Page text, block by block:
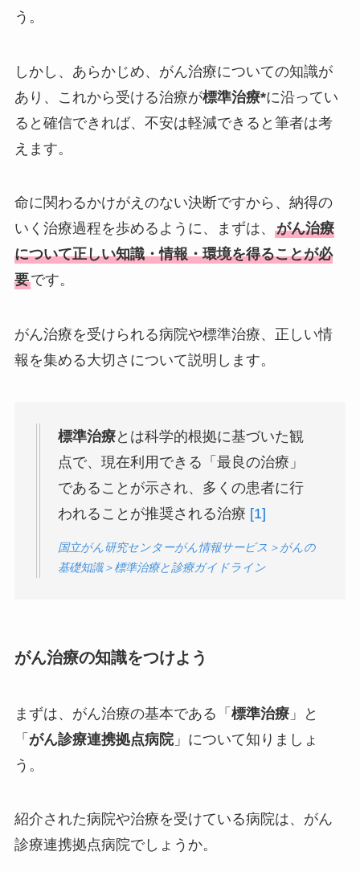
う。
しかし、あらかじめ、がん治療についての知識が
あり、これから受ける治療が標準治療*に沿ってい
ると確信できれば、不安は軽減できると筆者は考
えます。
命に関わるかけがえのない決断ですから、納得の
いく治療過程を歩めるように、まずは、 がん治療
について正しい知識・情報・環境を得ることが必
要です。
がん治療を受けられる病院や標準治療、正しい情
報を集める大切さについて説明します。
標準治療とは科学的根拠に基づいた観
点で、現在利用できる「最良の治療」
であることが示され、多くの患者に行
われることが推奨される治療 [1]
国立がん研究センターがん情報サービス＞がんの
基礎知識＞標準治療と診療ガイドライン
がん治療の知識をつけよう
まずは、がん治療の基本である「 標準治療」と
「 がん診療連携拠点病院」について知りましょ
う。
紹介された病院や治療を受けている病院は、がん
診療連携拠点病院でしょうか。